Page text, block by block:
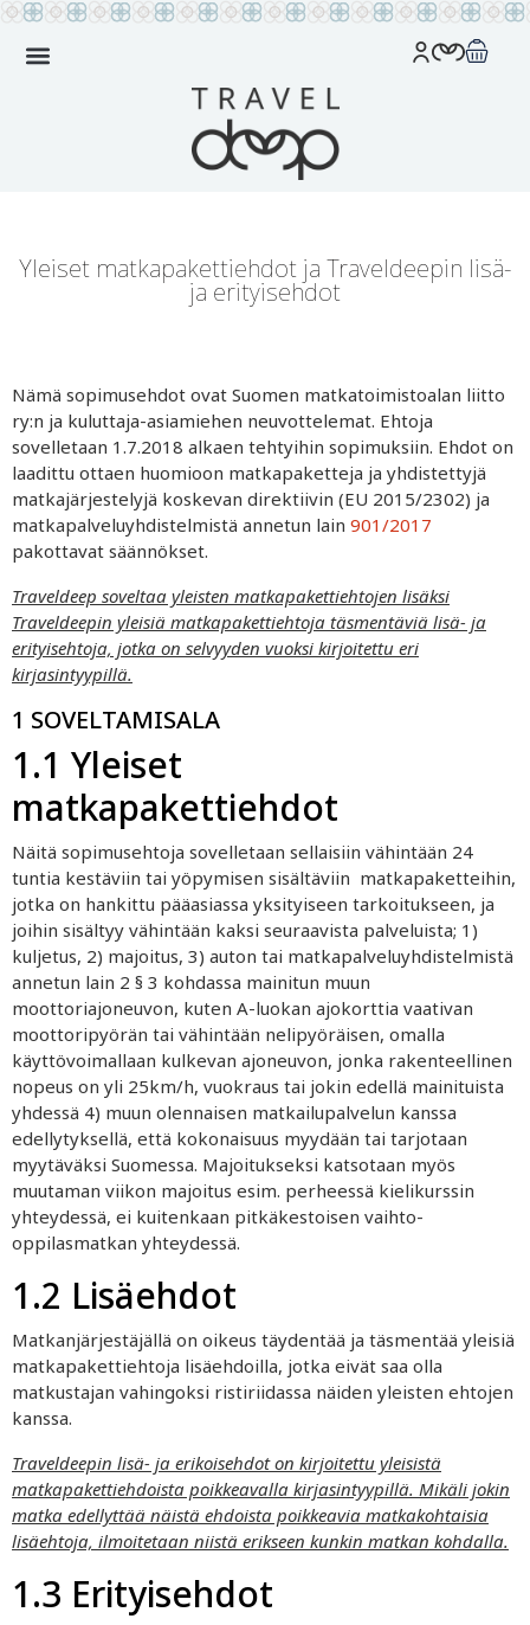
Yleiset matkapakettiehdot ja Traveldeepin lisä-
ja erityisehdot
Nämä sopimusehdot ovat Suomen matkatoimistoalan liitto
ry:n ja kuluttaja-asiamiehen neuvottelemat. Ehtoja
sovelletaan 1.7.2018 alkaen tehtyihin sopimuksiin. Ehdot on
laadittu ottaen huomioon matkapaketteja ja yhdistettyjä
matkajärjestelyjä koskevan direktiivin (EU 2015/2302) ja
matkapalveluyhdistelmistä annetun lain 901/2017
pakottavat säännökset.
Traveldeep soveltaa yleisten matkapakettiehtojen lisäksi
Traveldeepin yleisiä matkapakettiehtoja täsmentäviä lisä- ja
erityisehtoja, jotka on selvyyden vuoksi kirjoitettu eri
kirjasintyypillä.
1 SOVELTAMISALA
1.1 Yleiset
matkapakettiehdot
Näitä sopimusehtoja sovelletaan sellaisiin vähintään 24
tuntia kestäviin tai yöpymisen sisältäviin matkapaketteihin,
jotka on hankittu pääasiassa yksityiseen tarkoitukseen, ja
joihin sisältyy vähintään kaksi seuraavista palveluista; 1)
kuljetus, 2) majoitus, 3) auton tai matkapalveluyhdistelmistä
annetun lain 2 § 3 kohdassa mainitun muun
moottoriajoneuvon, kuten A-luokan ajokorttia vaativan
moottoripyörän tai vähintään nelipyöräisen, omalla
käyttövoimallaan kulkevan ajoneuvon, jonka rakenteellinen
nopeus on yli 25km/h, vuokraus tai jokin edellä mainituista
yhdessä 4) muun olennaisen matkailupalvelun kanssa
edellytyksellä, että kokonaisuus myydään tai tarjotaan
myytäväksi Suomessa. Majoitukseksi katsotaan myös
muutaman viikon majoitus esim. perheessä kielikurssin
yhteydessä, ei kuitenkaan pitkäkestoisen vaihto-
oppilasmatkan yhteydessä.
1.2 Lisäehdot
Matkanjärjestäjällä on oikeus täydentää ja täsmentää yleisiä
matkapakettiehtoja lisäehdoilla, jotka eivät saa olla
matkustajan vahingoksi ristiriidassa näiden yleisten ehtojen
kanssa.
Traveldeepin lisä- ja erikoisehdot on kirjoitettu yleisistä
matkapakettiehdoista poikkeavalla kirjasintyypillä. Mikäli jokin
matka edellyttää näistä ehdoista poikkeavia matkakohtaisia
lisäehtoja, ilmoitetaan niistä erikseen kunkin matkan kohdalla.
1.3 Erityisehdot